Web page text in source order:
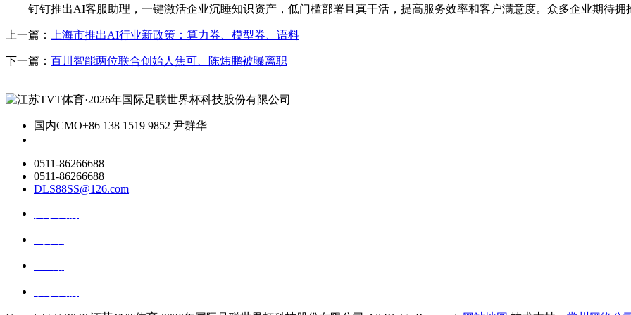
钉钉推出AI客服助理，一键激活企业沉睡知识资产，低门槛部署且真干活，提高服务效率和客户满意度。众多企业期待拥
上一篇： 上海市推出AI行业新政策：算力券、模型券、语料
下一篇： 百川智能两位联合创始人焦可、陈炜鹏被曝离职
国内CMO+86 138 1519 9852 尹群华
0511-86266688
0511-86266688
DLS88SS@126.com